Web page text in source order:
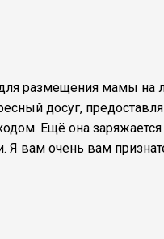
размещения мамы на
досуг,
Ещё она
вам очень вам